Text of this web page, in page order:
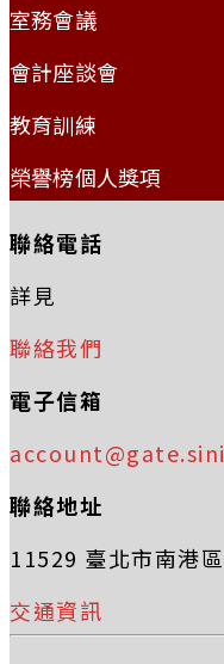
室務會議
會計座談會
教育訓練
榮譽榜個人獎項
聯絡電話
詳見
聯絡我們
電子信箱
聯絡地址
11529 臺北市南港
交通資訊